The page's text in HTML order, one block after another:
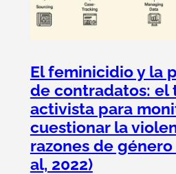
El feminicidio y la
de contradatos: el
activista para
cuestionar la
razones de género
al, 2022)